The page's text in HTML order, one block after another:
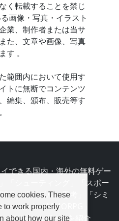
く転載することを禁じ
画像・写真・イラスト
業、制作者または当サ
た、文章や画像、写真
す 。
範囲内において使用す
トに無断でコンテンツ
編集、頒布、販売等す
できる国内・海外の無料ゲー
「シューティング」「スポー
」「パズル・思考」「シミ
ー」から「MMORPG」
ジャンルのゲームを紹介
cookies. These
to work properly
about how our site